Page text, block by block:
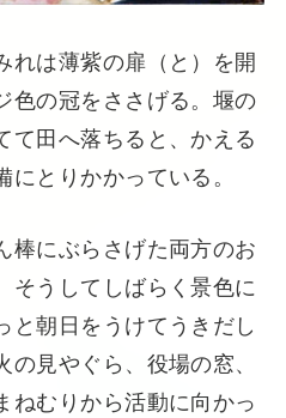
れは薄紫の扉（と）を開
色の冠をささげる。堰の
て田へ落ちると、かえる
とりかかっている。
にぶらさげた両方のお
そうしてしばらく景色に
と朝日をうけてうきだし
見やぐら、役場の窓、
ねむりから活動に向かっ